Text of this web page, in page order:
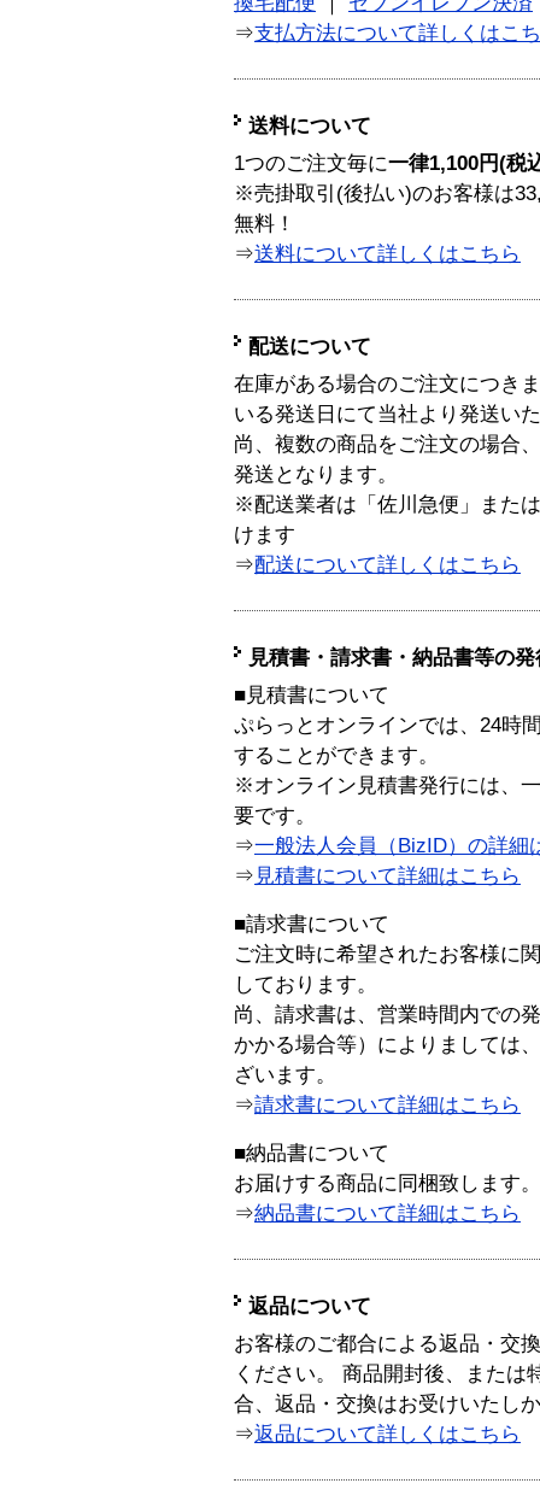
⇒支払方法について詳しくはこ
送料について
1つのご注文毎に一律1,100円(税
※売掛取引(後払い)のお客様は
無料！
⇒送料について詳しくはこちら
配送について
在庫がある場合のご注文につき
いる発送日にて当社より発送い
尚、複数の商品をご注文の場合
発送となります。
※配送業者は「佐川急便」また
けます
⇒配送について詳しくはこちら
見積書・請求書・納品書等の
■見積書について
ぷらっとオンラインでは、24時
することができます。
※オンライン見積書発行には、
要です。
⇒一般法人会員（BizID）の詳細
⇒ 見積書について詳細はこちら
■請求書について
ご注文時に希望されたお客様に
しております。
尚、請求書は、営業時間内での
かかる場合等）によりましては
ざいます。
⇒請求書について詳細はこちら
■納品書について
お届けする商品に同梱致します。
⇒納品書について詳細はこちら
返品について
お客様のご都合による返品・交
ください。 商品開封後、または
合、返品・交換はお受けいたし
⇒返品について詳しくはこちら